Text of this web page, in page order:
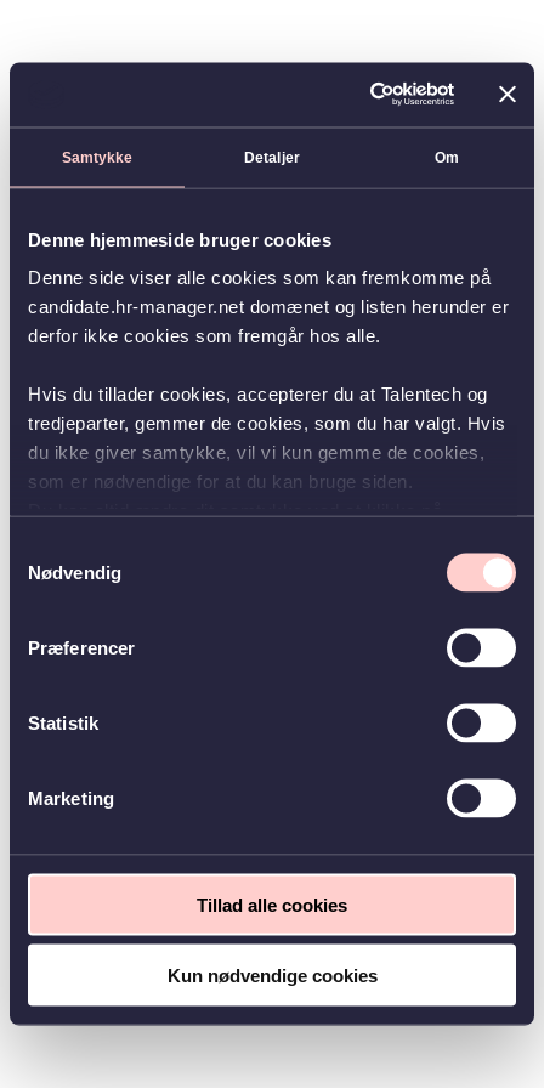
Samtykke Detaljer Om
Denne hjemmeside bruger cookies
Denne side viser alle cookies som kan fremkomme på
candidate.hr-manager.net domænet og listen herunder er
derfor ikke cookies som fremgår hos alle.
Hvis du tillader cookies, accepterer du at Talentech og
tredjeparter, gemmer de cookies, som du har valgt. Hvis
du ikke giver samtykke, vil vi kun gemme de cookies,
som er nødvendige for at du kan bruge siden.
Nødvendig
Præferencer
Statistik
Marketing
Tillad alle cookies
Kun nødvendige cookies